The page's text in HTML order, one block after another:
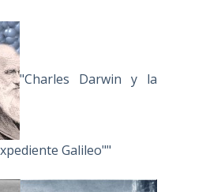
"Charles Darwin y la
Galileo""